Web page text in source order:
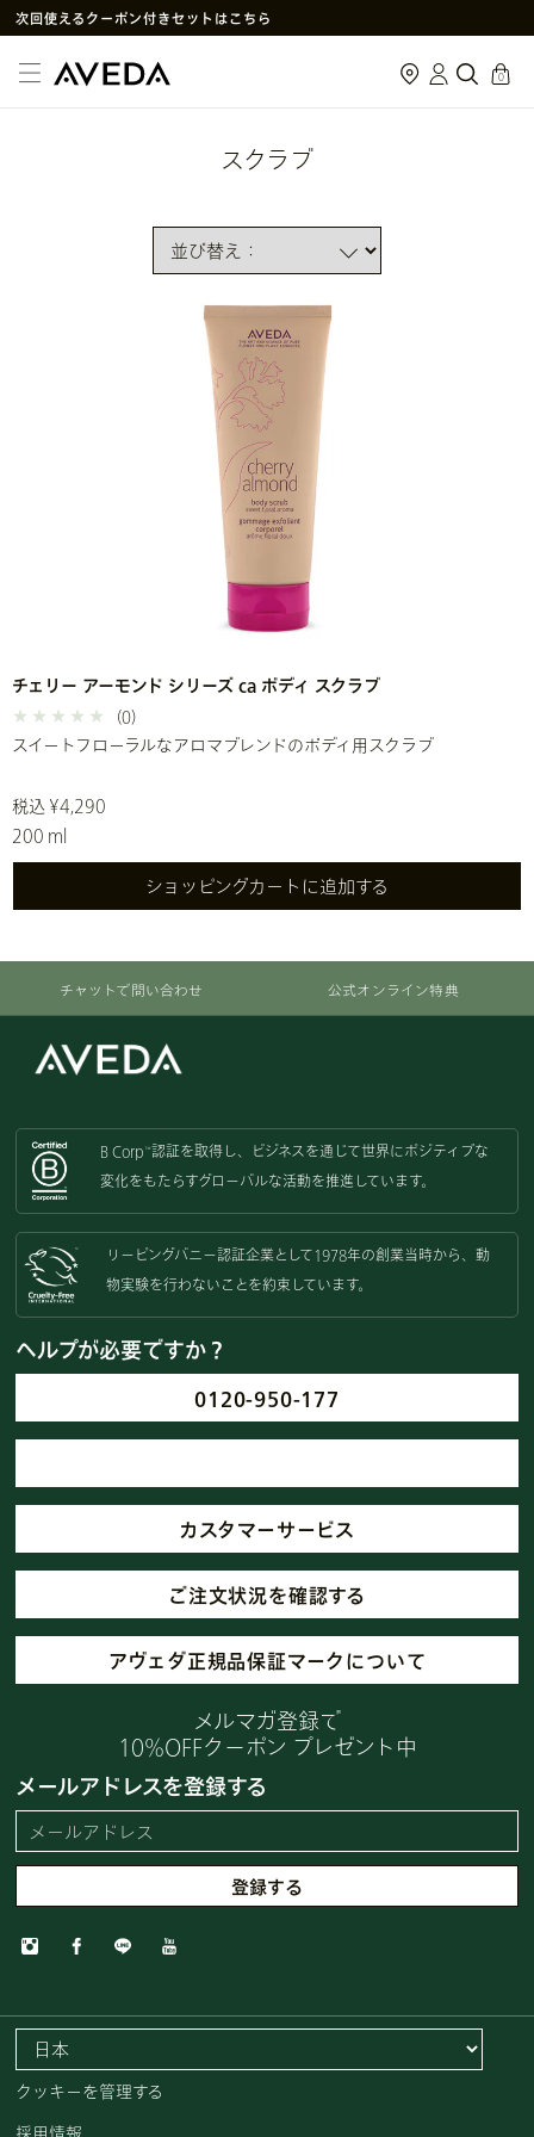
次回使えるクーポン付きセットはこちら
アヴェダ製品の偽造・模倣品に関するご注意
メルマガ新規登録で初回購入10%OFF
cart
0
スクラブ
チェリー アーモンド シリーズ ca ボディ スクラブ
(0)
スイートフローラルなアロマブレンドのボディ用スクラブ
税込 ¥4,290
200 ml
ショッピングカートに追加する
チャットで問い合わせ 公式オンライン特典
B Corp ™認証を取得し、
ビジネスを通じて世界にポジティブな
変化をもたらすグローバルな活動を推進しています。
リーピングバニー認証企業として 1978年の創業当時から、動
物実験を行わないことを約束しています。
ヘルプが必要ですか？
0120-950-177
カスタマーサービス
ご注文状況を確認する
アヴェダ正規品保証マークについて
メルマガ登録で
10%OFFクーポン プレゼント中
メールアドレスを登録する
クッキーを管理する